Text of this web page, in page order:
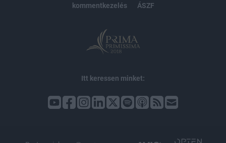
kommentkezelés
ÁSZF
Itt keressen minket: